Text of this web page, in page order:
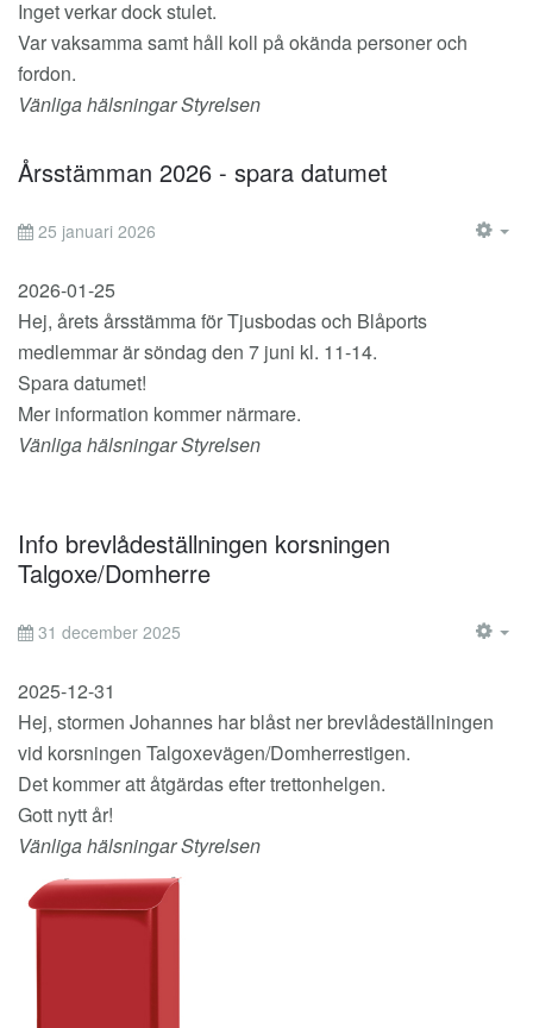
Inget verkar dock stulet.
Var vaksamma samt håll koll på okända personer och
fordon.
Vänliga hälsningar Styrelsen
Årsstämman 2026 - spara datumet
25 januari 2026
2026-01-25
Hej, årets årsstämma för Tjusbodas och Blåports
medlemmar är söndag den 7 juni kl. 11-14.
Spara datumet!
Mer information kommer närmare.
Vänliga hälsningar Styrelsen
Info brevlådeställningen korsningen
Talgoxe/Domherre
31 december 2025
2025-12-31
Hej, stormen Johannes har blåst ner brevlådeställningen
vid korsningen Talgoxevägen/Domherrestigen.
Det kommer att åtgärdas efter trettonhelgen.
Gott nytt år!
Vänliga hälsningar Styrelsen